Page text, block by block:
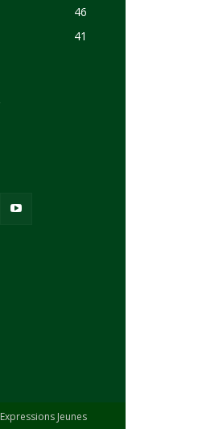
46
41
Expressions Jeunes